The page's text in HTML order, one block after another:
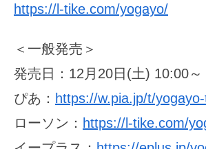
https://l-tike.com/yogayo/
＜一般発売＞
発売日：12月20日(土) 10:00～
ぴあ： https://w.pia.jp/t/
ローソン： https://l-tike.com/